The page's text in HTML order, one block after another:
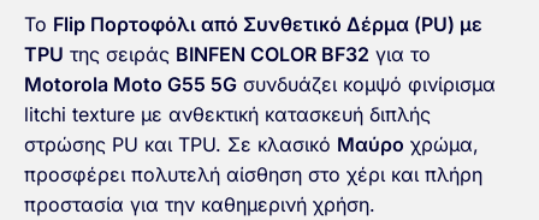
Το Flip Πορτοφόλι από Συνθετικό Δέρμα (PU) με
TPU της σειράς BINFEN COLOR BF32 για το
Motorola Moto G55 5G συνδυάζει κομψό φινίρισμα
litchi texture με ανθεκτική κατασκευή διπλής
στρώσης PU και TPU. Σε κλασικό Μαύρο χρώμα,
προσφέρει πολυτελή αίσθηση στο χέρι και πλήρη
προστασία για την καθημερινή χρήση.